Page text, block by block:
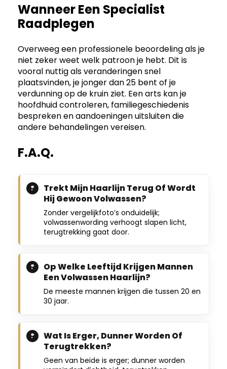
Wanneer Een Specialist
Raadplegen
Overweeg een professionele beoordeling als je
niet zeker weet welk patroon je hebt. Dit is
vooral nuttig als veranderingen snel
plaatsvinden, je jonger dan 25 bent of je
verdunning op de kruin ziet. Een arts kan je
hoofdhuid controleren, familiegeschiedenis
bespreken en aandoeningen uitsluiten die
andere behandelingen vereisen.
F.A.Q.
Trekt Mijn Haarlijn Terug Of Wordt
Hij Gewoon Volwassen?
Zonder vergelijkfoto’s onduidelijk;
volwassenwording verhoogt slapen licht,
terugtrekking gaat door.
Op Welke Leeftijd Krijgen Mannen
Een Volwassen Haarlijn?
De meeste mannen krijgen die tussen 20 en
30 jaar.
Wat Is Erger, Dunner Worden Of
Terugtrekken?
Geen van beide is erger; dunner worden